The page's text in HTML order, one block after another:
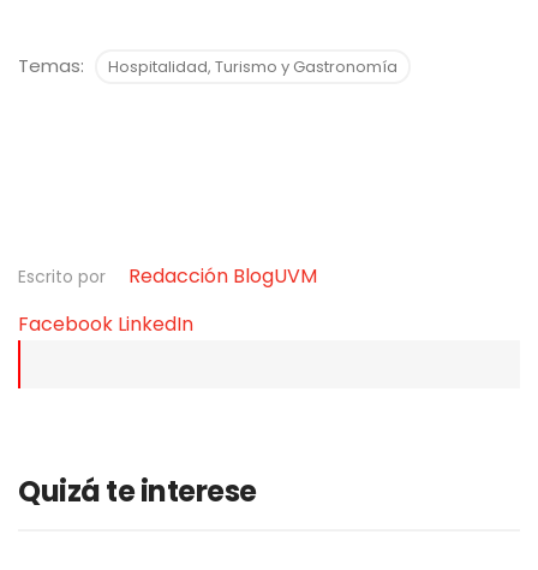
Temas: Hospitalidad, Turismo y Gastronomía
Escrito por
Redacción BlogUVM
Facebook LinkedIn
Quizá te interese